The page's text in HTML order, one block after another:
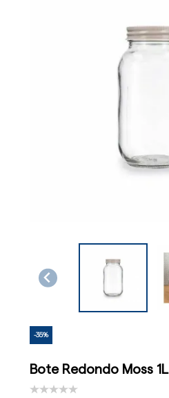
-35%
Bote Redondo Moss 1L